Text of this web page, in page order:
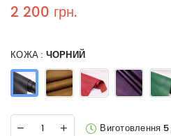
Regular price
2 200 грн.
КОЖА : ЧОРНИЙ
Виготовлення 5